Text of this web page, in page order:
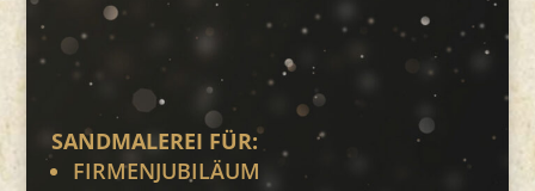
SANDMALEREI FÜR:
FIRMENJUBILÄUM